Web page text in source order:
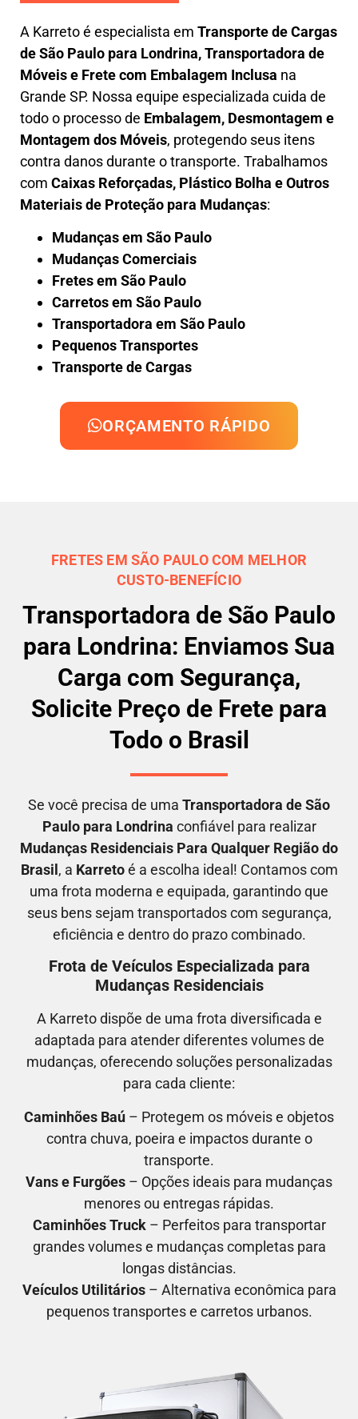
A Karretoé especialista em Transporte de Cargas
de São Paulo para Londrina,Transportadora de
Móveis e Frete com Embalagem Inclusa na
Grande SP. Nossa equipe especializada cuida de
todo o processo de Embalagem, Desmontagem e
Montagem dos Móveis, protegendo seus itens
contra danos durante o transporte. Trabalhamos
com Caixas Reforçadas, Plástico Bolha e Outros
Materiais de Proteção para Mudanças:
Mudanças em São Paulo
Mudanças Comerciais
Fretes em São Paulo
Carretos em São Paulo
Transportadora em São Paulo
Pequenos Transportes
Transporte de Cargas
ORÇAMENTO RÁPIDO
FRETES EM SÃO PAULO COM MELHOR
CUSTO-BENEFÍCIO
Transportadora de São Paulo
para Londrina: Enviamos Sua
Carga com Segurança,
Solicite Preço de Frete para
Todo o Brasil
Se você precisa de uma Transportadora de São
Paulo para Londrina confiável para realizar
Mudanças Residenciais Para Qualquer Região do
Brasil , a Karretoé a escolha ideal! Contamos com
uma frota moderna e equipada, garantindo que
seus bens sejam transportados com segurança,
eficiência e dentro do prazo combinado.
Frota de Veículos Especializada para
Mudanças Residenciais
A Karreto dispõe de uma frota diversificada e
adaptada para atender diferentes volumes de
mudanças, oferecendo soluções personalizadas
para cada cliente:
Caminhões Baú – Protegem os móveis e objetos
contra chuva, poeira e impactos durante o
transporte.
Vans e Furgões – Opções ideais para mudanças
menores ou entregas rápidas.
Caminhões Truck– Perfeitos para transportar
grandes volumes e mudanças completas para
longas distâncias.
Veículos Utilitários– Alternativa econômica para
pequenos transportes e carretos urbanos.